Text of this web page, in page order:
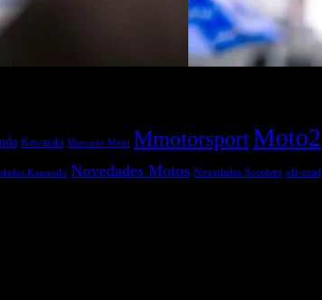
Kawasaki Mercado Moto MmotorsportMoto2
Kawasaki Novedades Motos Novedades Scooters off-road